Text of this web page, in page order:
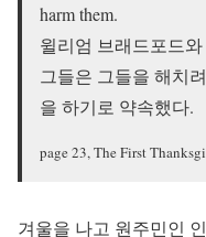
harm them.
윌리엄 브래드포드
그들은 그들을 해치
을 하기로 약속했다.
page 23, The First
겨울을 나고 원주민인